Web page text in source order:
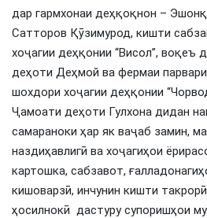
дар гармхонаи деҳқоқнон –
Сатторов Қӯзимурод, кишти
хоҷагии деҳқонии “Висол”, воқеъ
деҳоти Деҳмой ва фермаи
шохдори хоҷагии деҳқонии
Ҷамоати деҳоти Гулхона дидан
самараноки ҳар як ваҷаб замин,
наздиҳавлигӣ ва хоҷагиҳои
картошка, сабзавот,
кишоварзӣ, инчунин кишти
ҳосилнокӣ дастуру супоришҳои